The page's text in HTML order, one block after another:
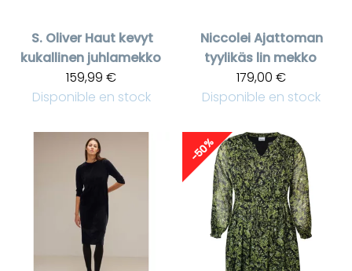
S. Oliver Haut kevyt
kukallinen juhlamekko
159,99 €
Disponible en stock
NiccoleiAjattoman
tyylikäs lin mekko
179,00 €
Disponible en stock
-50%